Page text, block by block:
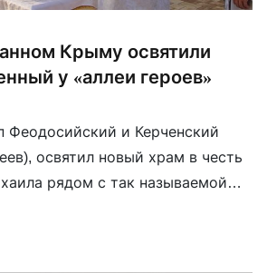
Крыму освятили
у «аллеи героев»
Феодосийский и Керченский
освятил новый храм в честь
рядом с так называемой
посвящён «покровителю